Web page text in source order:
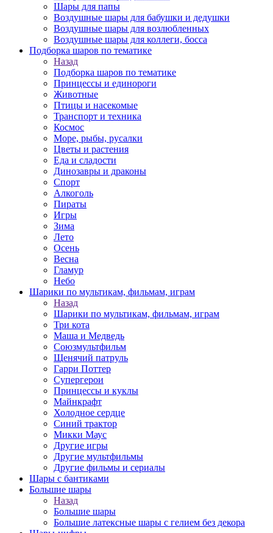
Шары для папы
Воздушные шары для бабушки и дедушки
Воздушные шары для возлюбленных
Воздушные шары для коллеги, босса
Подборка шаров по тематике
Назад
Подборка шаров по тематике
Принцессы и единороги
Животные
Птицы и насекомые
Транспорт и техника
Космос
Море, рыбы, русалки
Цветы и растения
Еда и сладости
Динозавры и драконы
Спорт
Алкоголь
Пираты
Игры
Зима
Лето
Осень
Весна
Гламур
Небо
Шарики по мультикам, фильмам, играм
Назад
Шарики по мультикам, фильмам, играм
Три кота
Маша и Медведь
Союзмультфильм
Щенячий патруль
Гарри Поттер
Супергерои
Принцессы и куклы
Майнкрафт
Холодное сердце
Синий трактор
Микки Маус
Другие игры
Другие мультфильмы
Другие фильмы и сериалы
Шары с бантиками
Большие шары
Назад
Большие шары
Большие латексные шары с гелием без декора